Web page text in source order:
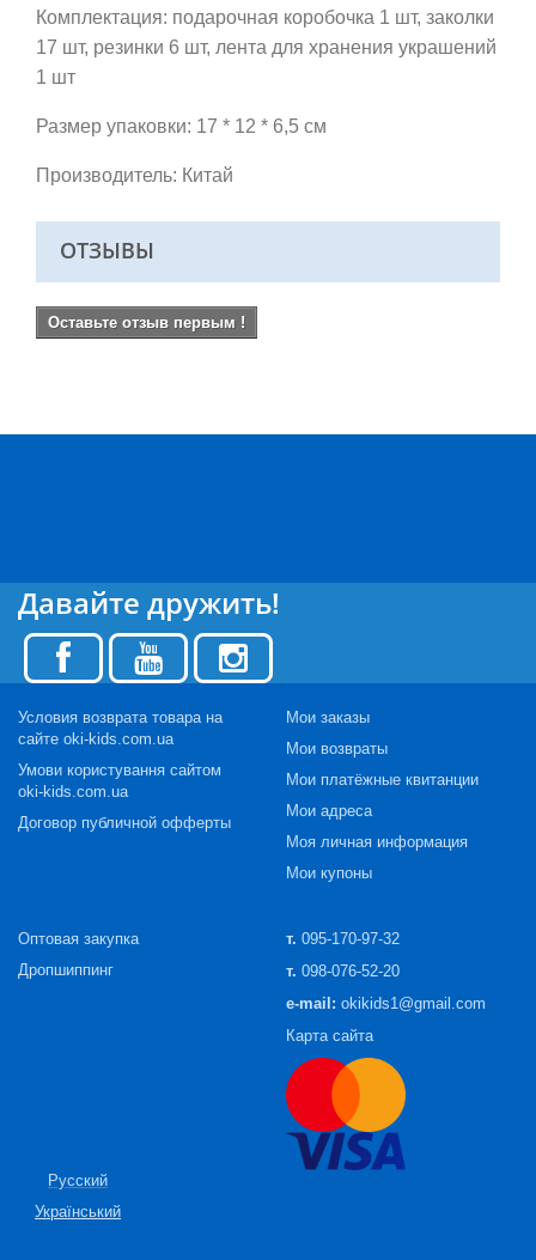
Комплектация: подарочная коробочка 1 шт, заколки
17 шт, резинки 6 шт, лента для хранения украшений
1 шт
Размер упаковки: 17 * 12 * 6,5 см
Производитель: Китай
ОТЗЫВЫ
Оставьте отзыв первым !
Давайте дружить!
Условия возврата товара на
сайте oki-kids.com.ua
Умови користування сайтом
oki-kids.com.ua
Договор публичной офферты
Мои заказы
Мои возвраты
Мои платёжные квитанции
Мои адреса
Моя личная информация
Мои купоны
Оптовая закупка
Дропшиппинг
т. 095-170-97-32
т. 098-076-52-20
e-mail: okikids1@gmail.com
Карта сайта
Русский
Український